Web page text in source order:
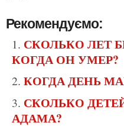
Рекомендуємо:
СКОЛЬКО ЛЕТ БЫЛО МУХАММАДУ
КОГДА ОН УМЕР?
КОГДА ДЕНЬ
СКОЛЬКО ДЕТЕЙ РОДИЛА ЕВА ОТ
АДАМА?